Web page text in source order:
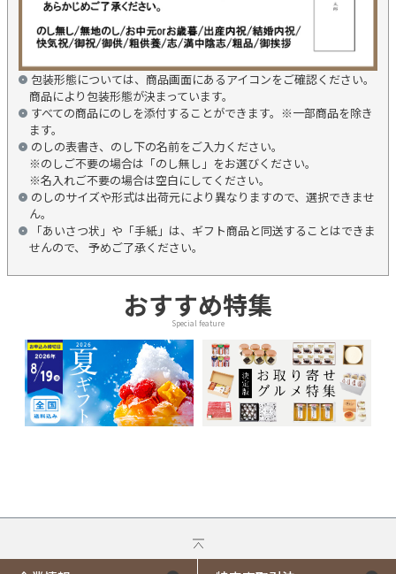
包装形態については、商品画面にあるアイコンをご確認ください。
商品により包装形態が決まっています。
すべての商品にのしを添付することができます。※一部商品を除き
ます。
のしの表書き、のし下の名前をご入力ください。
※のしご不要の場合は「のし無し」をお選びください。
※名入れご不要の場合は空白にしてください。
のしのサイズや形式は出荷元により異なりますので、選択できませ
ん。
「あいさつ状」や「手紙」は、ギフト商品と同送することはできま
せんので、 予めご了承ください。
おすすめ特集
Special feature